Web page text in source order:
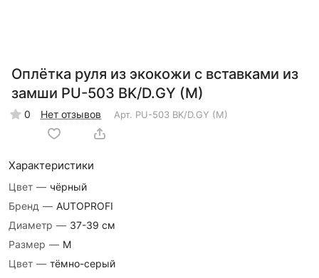
Оплётка руля из экокожи с вставками из
замши PU-503 BK/D.GY (M)
0 Нет отзывов Арт. PU-503 BK/D.GY (M)
Характеристики
Цвет — чёрный
Бренд — AUTOPROFI
Диаметр — 37-39 см
Размер — M
Цвет — тёмно-серый